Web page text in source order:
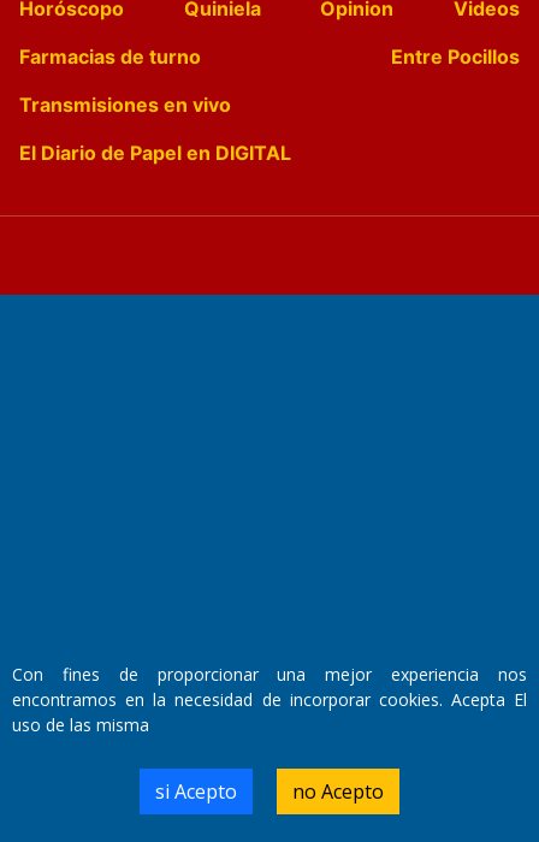
Horóscopo
Quiniela Opinion
Videos
Farmacias de turno
Entre Pocillos
Transmisiones en vivo
El Diario de Papel en DIGITAL
Domicilio Legal: José Ingenieros 855,
Santa Rosa, La Pampa.
RL-2019-55551274-APN-DNDA#MJ
Con fines de proporcionar una mejor experiencia nos
encontramos en la necesidad de incorporar cookies. Acepta El
uso de las misma
si Acepto no Acepto